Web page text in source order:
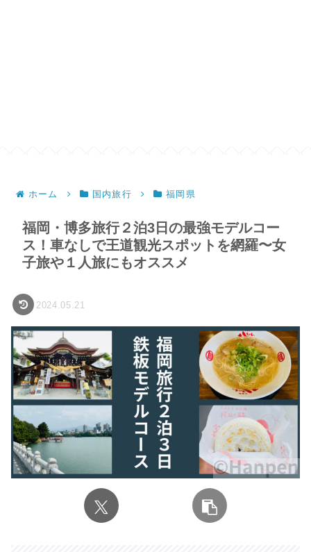
ホーム 国内旅行 福岡県
福岡・博多旅行２泊3日の最強モデルコー
ス！車なしで王道観光スポットを網羅〜女
子旅や１人旅にもオススメ
2024.05.21